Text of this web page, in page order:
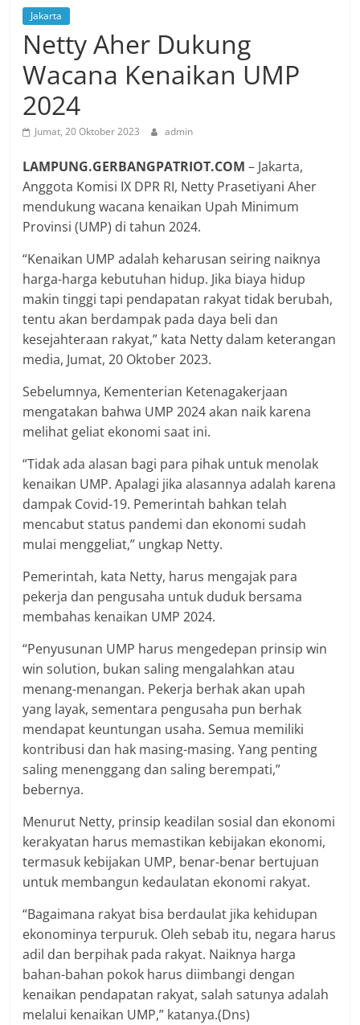
Jakarta
Netty Aher Dukung
Wacana Kenaikan UMP
2024
Jumat, 20 Oktober 2023 admin
LAMPUNG.GERBANGPATRIOT.COM – Jakarta,
Anggota Komisi IX DPR RI, Netty Prasetiyani Aher
mendukung wacana kenaikan Upah Minimum
Provinsi (UMP) di tahun 2024.
“Kenaikan UMP adalah keharusan seiring naiknya
harga-harga kebutuhan hidup. Jika biaya hidup
makin tinggi tapi pendapatan rakyat tidak berubah,
tentu akan berdampak pada daya beli dan
kesejahteraan rakyat,” kata Netty dalam keterangan
media, Jumat, 20 Oktober 2023.
Sebelumnya, Kementerian Ketenagakerjaan
mengatakan bahwa UMP 2024 akan naik karena
melihat geliat ekonomi saat ini.
“Tidak ada alasan bagi para pihak untuk menolak
kenaikan UMP. Apalagi jika alasannya adalah karena
dampak Covid-19. Pemerintah bahkan telah
mencabut status pandemi dan ekonomi sudah
mulai menggeliat,” ungkap Netty.
Pemerintah, kata Netty, harus mengajak para
pekerja dan pengusaha untuk duduk bersama
membahas kenaikan UMP 2024.
“Penyusunan UMP harus mengedepan prinsip win
win solution, bukan saling mengalahkan atau
menang-menangan. Pekerja berhak akan upah
yang layak, sementara pengusaha pun berhak
mendapat keuntungan usaha. Semua memiliki
kontribusi dan hak masing-masing. Yang penting
saling menenggang dan saling berempati,”
bebernya.
Menurut Netty, prinsip keadilan sosial dan ekonomi
kerakyatan harus memastikan kebijakan ekonomi,
termasuk kebijakan UMP, benar-benar bertujuan
untuk membangun kedaulatan ekonomi rakyat.
“Bagaimana rakyat bisa berdaulat jika kehidupan
ekonominya terpuruk. Oleh sebab itu, negara harus
adil dan berpihak pada rakyat. Naiknya harga
bahan-bahan pokok harus diimbangi dengan
kenaikan pendapatan rakyat, salah satunya adalah
melalui kenaikan UMP,” katanya.(Dns)